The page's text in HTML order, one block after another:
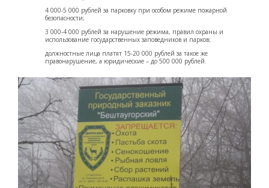
4 000-5 000 рублей за парковку при особом режиме пожарной
безопасности;
3 000-4 000 рублей за нарушение режима, правил охраны и
использование государственных заповедников и парков;
должностные лица платят 15-20 000 рублей за такое же
правонарушение, а юридические – до 500 000 рублей.